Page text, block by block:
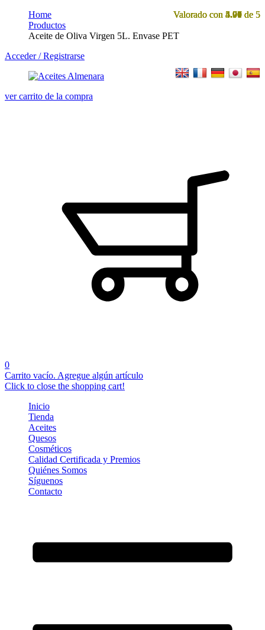
Home
Productos
Aceite de Oliva Virgen 5L. Envase PET
Acceder / Registrarse
ver carrito de la compra
0
Carrito vacío. Agregue algún artículo
Click to close the shopping cart!
Inicio
Tienda
Aceites
Quesos
Cosméticos
Calidad Certificada y Premios
Quiénes Somos
Síguenos
Contacto
Valorado con 4.71 de 5
Valorado con 4.97 de 5
Valorado con 5.00 de 5
Valorado con 5.00 de 5